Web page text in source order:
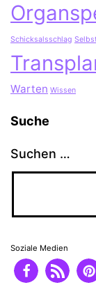
Schicksalsschlag
Warten Wissen
Suche
Suchen …
Soziale Medien